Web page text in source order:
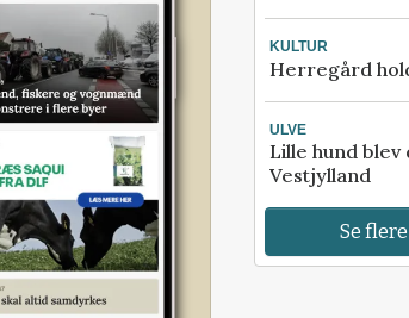
KULTUR
Herregård
ULVE
Lille hund
Vestjylland
Se